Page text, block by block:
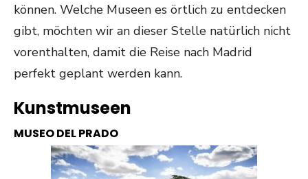
können. Welche Museen es örtlich zu entdecken
gibt, möchten wir an dieser Stelle natürlich nicht
vorenthalten, damit die Reise nach Madrid
perfekt geplant werden kann.
Kunstmuseen
MUSEO DEL PRADO